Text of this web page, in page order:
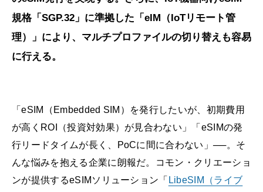
規格「SGP.32」に準拠した「eIM（IoTリモート管
理）」により、マルチプロファイルの切り替えも容易
に行える。
「eSIM（Embedded SIM）を発行したいが、初期費用
が高くROI（投資対効果）が見合わない」「eSIMの発
行リードタイムが長く、PoCに間に合わない」──。そ
んな悩みを抱える企業に朗報だ。コモン・クリエーショ
ンが提供するeSIMソリューション「 LibeSIM（ライブ